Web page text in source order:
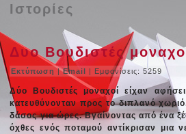
Ιστορίες
Δυο Βουδιστές
Εκτύπωση|Email | Εμφανίσεις: 5259
Δύο Βουδιστές μοναχοί είχαν
κατευθύνονταν προς το διπλανό
δάσος για ώρες. Βγαίνοντας από ένα
όχθες ενός ποταμού αντίκρισαν μια